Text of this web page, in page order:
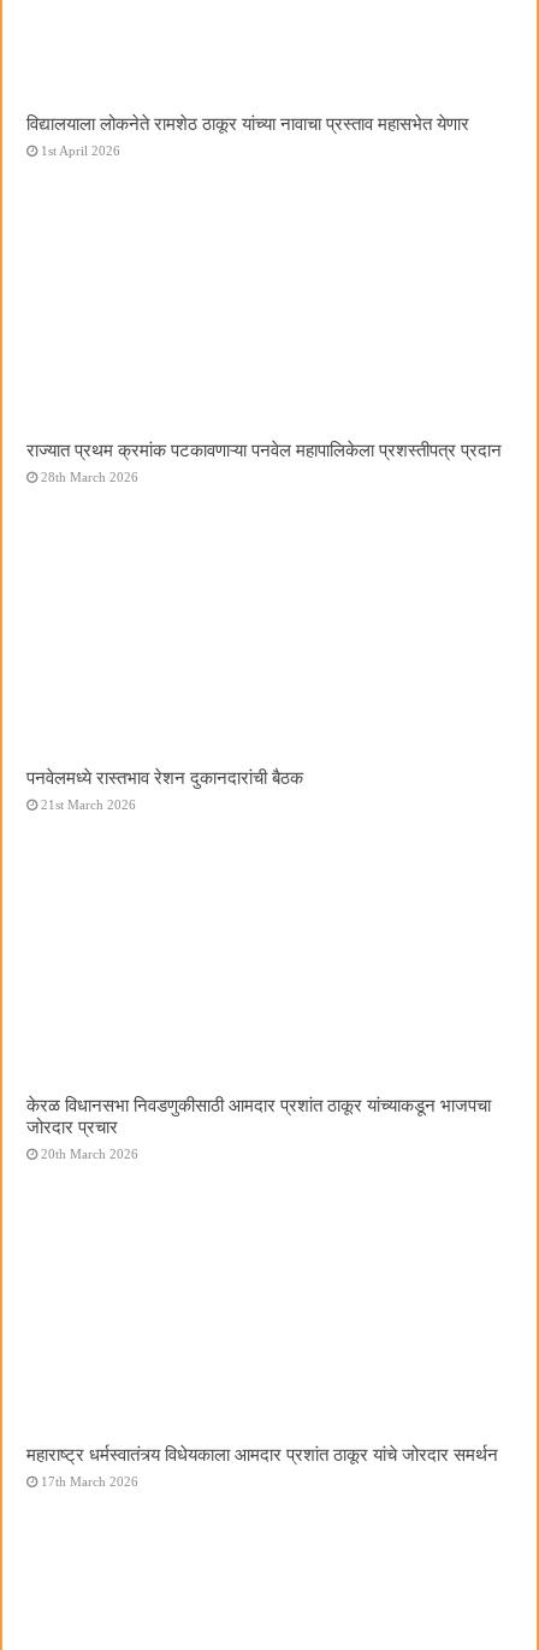
विद्यालयाला लोकनेते रामशेठ ठाकूर यांच्या नावाचा प्रस्ताव महासभेत येणार
1st April 2026
राज्यात प्रथम क्रमांक पटकावणाऱ्या पनवेल महापालिकेला प्रशस्तीपत्र प्रदान
28th March 2026
पनवेलमध्ये रास्तभाव रेशन दुकानदारांची बैठक
21st March 2026
केरळ विधानसभा निवडणुकीसाठी आमदार प्रशांत ठाकूर यांच्याकडून भाजपचा
जोरदार प्रचार
20th March 2026
महाराष्ट्र धर्मस्वातंत्र्य विधेयकाला आमदार प्रशांत ठाकूर यांचे जोरदार समर्थन
17th March 2026